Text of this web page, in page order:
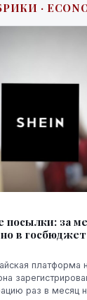
·
за
в
платформа
раз в месяц